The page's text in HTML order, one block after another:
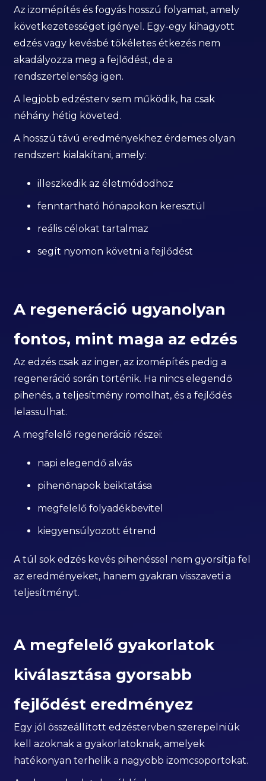
Az izomépítés és fogyás hosszú folyamat, amely
következetességet igényel. Egy-egy kihagyott
edzés vagy kevésbé tökéletes étkezés nem
akadályozza meg a fejlődést, de a
rendszertelenség igen.
A legjobb edzésterv sem működik, ha csak
néhány hétig követed.
A hosszú távú eredményekhez érdemes olyan
rendszert kialakítani, amely:
illeszkedik az életmódodhoz
fenntartható hónapokon keresztül
reális célokat tartalmaz
segít nyomon követni a fejlődést
A regeneráció ugyanolyan
fontos, mint maga az edzés
Az edzés csak az inger, az izomépítés pedig a
regeneráció során történik. Ha nincs elegendő
pihenés, a teljesítmény romolhat, és a fejlődés
lelassulhat.
A megfelelő regeneráció részei:
napi elegendő alvás
pihenőnapok beiktatása
megfelelő folyadékbevitel
kiegyensúlyozott étrend
A túl sok edzés kevés pihenéssel nem gyorsítja fel
az eredményeket, hanem gyakran visszaveti a
teljesítményt.
A megfelelő gyakorlatok
kiválasztása gyorsabb
fejlődést eredményez
Egy jól összeállított edzéstervben szerepelniük
kell azoknak a gyakorlatoknak, amelyek
hatékonyan terhelik a nagyobb izomcsoportokat.